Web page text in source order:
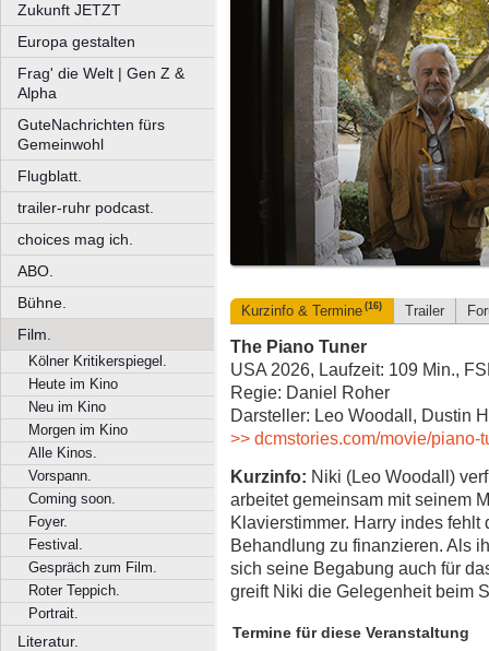
Zukunft JETZT
Europa gestalten
Frag' die Welt | Gen Z &
Alpha
GuteNachrichten fürs
Gemeinwohl
Flugblatt.
trailer-ruhr podcast.
choices mag ich.
ABO.
Bühne.
Film.
Kölner Kritikerspiegel.
Heute im Kino
Neu im Kino
Morgen im Kino
Alle Kinos.
Vorspann.
Coming soon.
Foyer.
Festival.
Gespräch zum Film.
Roter Teppich.
Portrait.
Literatur.
Kurzinfo & Termine (16) Trailer
The Piano Tuner
USA 2026, Laufzeit: 109 Min.,
Regie: Daniel Roher
Darsteller: Leo Woodall, Dustin
>> dcmstories.com/movie/piano-
Kurzinfo: Niki (Leo Woodall)
arbeitet gemeinsam mit seinem
Klavierstimmer. Harry indes
Behandlung zu finanzieren. Als
sich seine Begabung auch für
greift Niki die Gelegenheit beim
Termine für diese Veranstaltung